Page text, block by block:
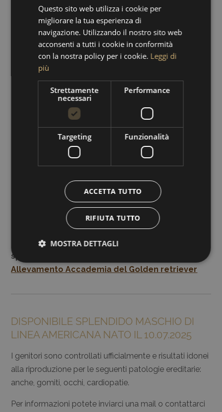
Potete continuare a seguire la crescita di questi
splendidi cuccioli sulla nostra pagina
Allevamento Accademia del Golden retriever
DISPONIBILE SPLENDIDO MASCHIO DI
LINEA AMERICANA NATO IL 10.07.2025
I genitori sono controllati ufficialmente e risultati idonei
alla riproduzione per le seguenti patologie ereditarie:
anche, gomiti, occhi, cardiopatie.
Per informazioni potete inviarci una mail o contattarci
Questo sito web utilizza i cookie per
migliorare la tua esperienza di
navigazione. Utilizzando il nostro sito web
acconsenti a tutti i cookie in conformità
con la nostra policy per i cookie. Leggi di
più
Strettamente
necessari
Performance
Targeting Funzionalità
ACCETTA TUTTO
RIFIUTA TUTTO
MOSTRA DETTAGLI